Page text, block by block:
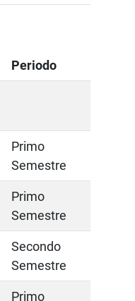
Periodo
Primo
Semestre
Primo
Semestre
Secondo
Semestre
Primo